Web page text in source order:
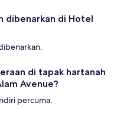
dibenarkan di Hotel
di tapak hartanah
Avenue?
percuma.